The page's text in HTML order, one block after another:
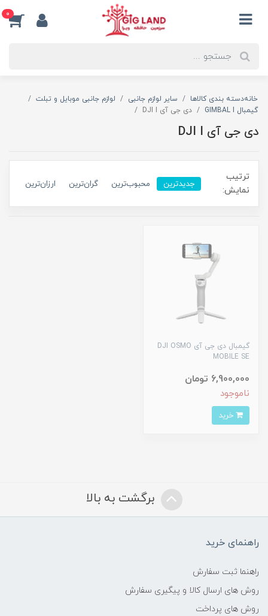
0
خانهدسته بندی کالاها سایر لوازم جانبی
لوازم جانبی موبایل و تبلت
گیمبال GIMBAL I
دی جی آی DJI I
دی جی آی DJI I
ترتیب
نمایش:
جدیدترین محبوب‌ترین گران‌ترین ارزان‌ترین
گیمبال دی جی آی DJI OSMO
MOBILE SE
6,900,000 تومان
ناموجود
برگشت به بالا
راهنمای خرید
راهنما ثبت سفارش
روش های ارسال کالا و پیگیری سفارش
روش های پرداخت